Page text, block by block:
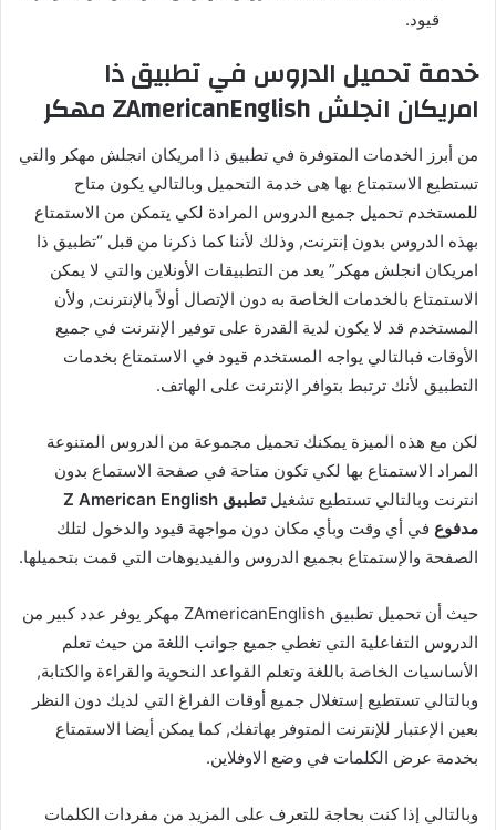
قيود.
خدمة تحميل الدروس في تطبيق ذا
امريكان انجلش ZAmericanEnglish مهكر
من أبرز الخدمات المتوفرة في تطبيق ذا امريكان انجلش مهكر والتي
تستطيع الاستمتاع بها هى خدمة التحميل وبالتالي يكون متاح
للمستخدم تحميل جميع الدروس المرادة لكي يتمكن من الاستمتاع
بهذه الدروس بدون إنترنت, وذلك لأننا كما ذكرنا من قبل “تطبيق ذا
امريكان انجلش مهكر” يعد من التطبيقات الأونلاين والتي لا يمكن
الاستمتاع بالخدمات الخاصة به دون الإتصال أولاً بالإنترنت, ولأن
المستخدم قد لا يكون لدية القدرة على توفير الإنترنت في جميع
الأوقات فبالتالي يواجه المستخدم قيود في الاستمتاع بخدمات
التطبيق لأنك ترتبط بتوافر الإنترنت على الهاتف.
لكن مع هذه الميزة يمكنك تحميل مجموعة من الدروس المتنوعة
المراد الاستمتاع بها لكي تكون متاحة في صفحة الاستماع بدون
انترنت وبالتالي تستطيع تشغيل
تطبيق Z American English
مدفوع في أي وقت وبأي مكان دون مواجهة قيود والدخول لتلك
الصفحة والإستمتاع بجميع الدروس والفيديوهات التي قمت بتحميلها.
حيث أن تحميل تطبيق ZAmericanEnglish مهكر يوفر عدد كبير من
الدروس التفاعلية التي تغطي جميع جوانب اللغة من حيث تعلم
الأساسيات الخاصة باللغة وتعلم القواعد النحوية والقراءة والكتابة,
وبالتالي تستطيع إستغلال جميع أوقات الفراغ التي لديك دون النظر
بعين الإعتبار للإنترنت المتوفر بهاتفك, كما يمكن أيضا الاستمتاع
بخدمة عرض الكلمات في وضع الاوفلاين.
وبالتالي إذا كنت بحاجة للتعرف على المزيد من مفردات الكلمات